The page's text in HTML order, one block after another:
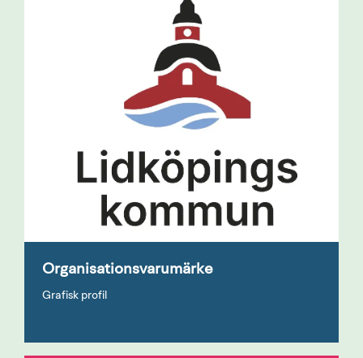
Organisationsvarumärke
Grafisk profil